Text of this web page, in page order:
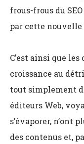
frous-frous du
par cette nouvelle
C’est ainsi que
croissance au
tout simplement
éditeurs Web,
s’évaporer, n’ont
des contenus et,